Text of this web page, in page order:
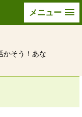
メニュー
かそう！あな